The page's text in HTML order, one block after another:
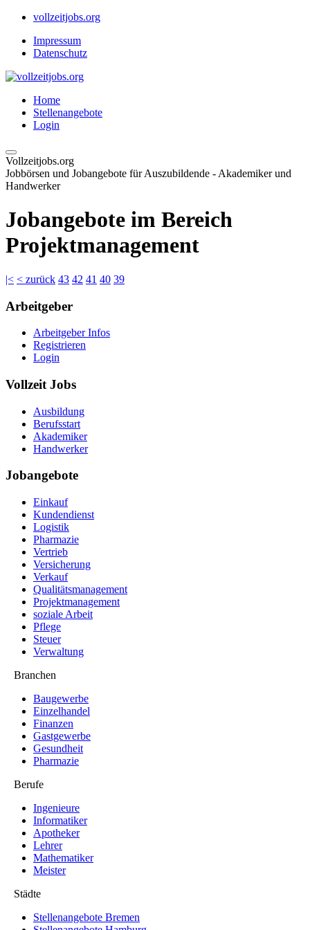
vollzeitjobs.org
Impressum
Datenschutz
Home
Stellenangebote
Login
Vollzeitjobs.org
Jobbörsen und Jobangebote für Auszubildende - Akademiker und
Handwerker
Jobangebote im Bereich
Projektmanagement
|< < zurück 43 42 41 40 39
Arbeitgeber
Arbeitgeber Infos
Registrieren
Login
Vollzeit Jobs
Ausbildung
Berufsstart
Akademiker
Handwerker
Jobangebote
Einkauf
Kundendienst
Logistik
Pharmazie
Vertrieb
Versicherung
Verkauf
Qualitätsmanagement
Projektmanagement
soziale Arbeit
Pflege
Steuer
Verwaltung
Branchen
Baugewerbe
Einzelhandel
Finanzen
Gastgewerbe
Gesundheit
Pharmazie
Berufe
Ingenieure
Informatiker
Apotheker
Lehrer
Mathematiker
Meister
Städte
Stellenangebote Bremen